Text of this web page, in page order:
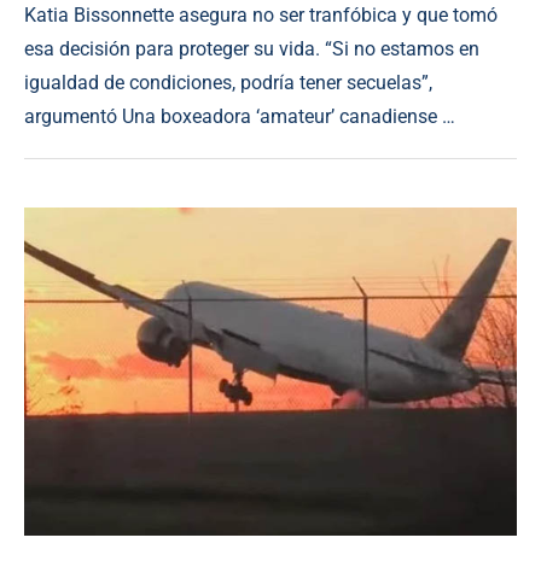
Katia Bissonnette asegura no ser tranfóbica y que tomó
esa decisión para proteger su vida. “Si no estamos en
igualdad de condiciones, podría tener secuelas”,
argumentó Una boxeadora ‘amateur’ canadiense …